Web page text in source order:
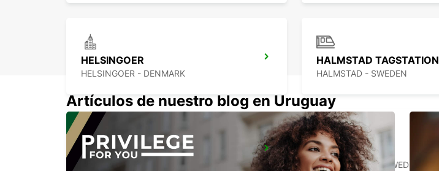
HELSINGOER
HELSINGOER - DENMARK
HALMSTAD TAGSTATION
HALMSTAD - SWEDEN
HALMSTAD AIRPORT
HALMSTAD - SWEDEN
LANDSKRONA
LANDSKRONA - SWEDEN
Artículos de nuestro blog en Uruguay